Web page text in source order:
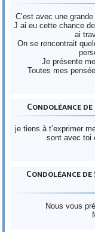
C’est avec une
J ai eu cette chance
ai
On se rencontrait
Je présente
Toutes mes
Condoléance
je tiens à t’exprimer
sont avec toi
Condoléance de
Nous vous